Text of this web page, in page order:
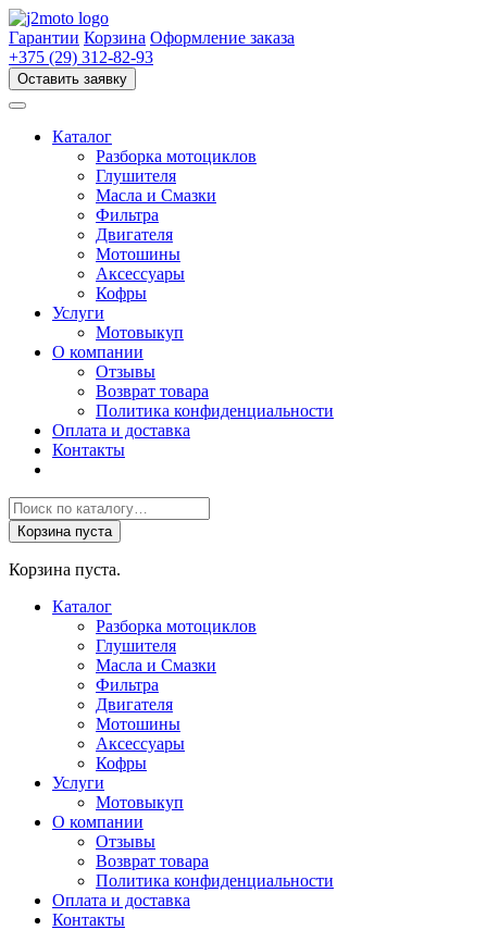
Перейти
к
содержимому
Гарантии Корзина Оформление заказа
+375 (29) 312-82-93
Оставить заявку
Каталог
Разборка мотоциклов
Глушителя
Масла и Смазки
Фильтра
Двигателя
Мотошины
Аксессуары
Кофры
Услуги
Мотовыкуп
О компании
Отзывы
Возврат товара
Политика конфиденциальности
Оплата и доставка
Контакты
Поиск
товаров
Корзина пуста
Корзина пуста.
Каталог
Разборка мотоциклов
Глушителя
Масла и Смазки
Фильтра
Двигателя
Мотошины
Аксессуары
Кофры
Услуги
Мотовыкуп
О компании
Отзывы
Возврат товара
Политика конфиденциальности
Оплата и доставка
Контакты